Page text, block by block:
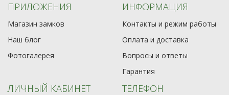
ПРИЛОЖЕНИЯ
Магазин замков
Наш блог
Фотогалерея
ИНФОРМАЦИЯ
Контакты и режим работы
Оплата и доставка
Вопросы и ответы
Гарантия
ЛИЧНЫЙ КАБИНЕТ ТЕЛЕФОН